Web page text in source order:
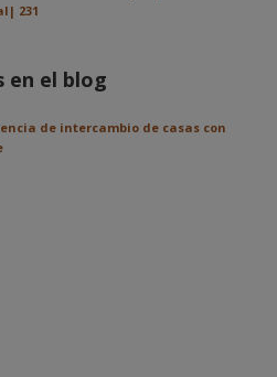
231
en el blog
de intercambio de casas con